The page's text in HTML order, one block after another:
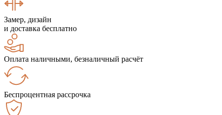
Замер, дизайн
и доставка бесплатно
Оплата наличными, безналичный расчёт
Беспроцентная рассрочка